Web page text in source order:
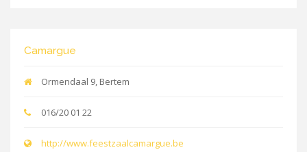
Camargue
Ormendaal 9, Bertem
016/20 01 22
http://www.feestzaalcamargue.be